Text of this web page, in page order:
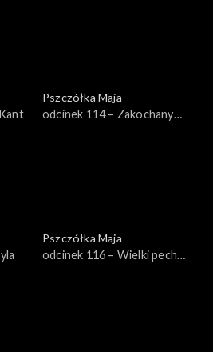
Pszczółka Maja
odcinek 114 – Zakochany
Pszczółka Maja
odcinek 116 – Wielki pech